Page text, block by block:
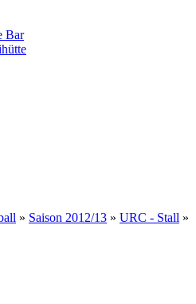
Bar
» Saison 2012/13 » URC - Stall »